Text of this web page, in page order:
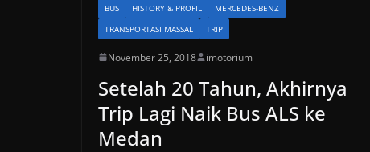
BUS HISTORY & PROFIL
MERCEDES-BENZ
TRANSPORTASI MASSAL
TRIP
November 25, 2018 imotorium
Setelah 20 Tahun, Akhirnya
Trip Lagi Naik Bus ALS ke
Medan